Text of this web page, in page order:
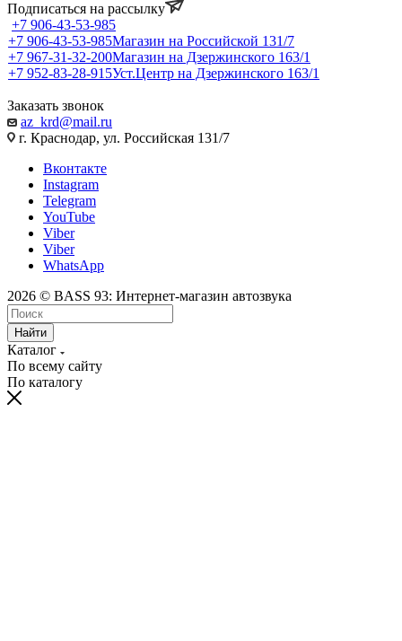
Подписаться на рассылку
+7 906-43-53-985
+7 906-43-53-985Магазин на Российской 131/7
+7 967-31-32-200Магазин на Дзержинского 163/1
+7 952-83-28-915Уст.Центр на Дзержинского 163/1
Заказать звонок
az_krd@mail.ru
г. Краснодар, ул. Российская 131/7
Вконтакте
Instagram
Telegram
YouTube
Viber
Viber
WhatsApp
2026 © BASS 93: Интернет-магазин автозвука
Найти
Каталог
По всему сайту
По каталогу